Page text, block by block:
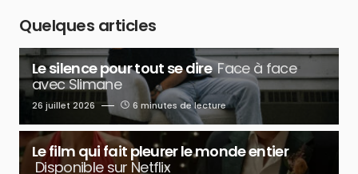
Quelques articles
Le silence pour tout se dire Face à face
avec Slimane
26 juillet 2026 6 minutes de lecture
Le film qui fait pleurer le monde entier
Disponible sur Netflix